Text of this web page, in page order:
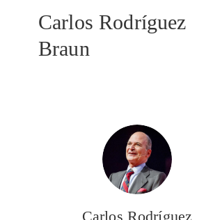
Carlos Rodríguez
Braun
Carlos Rodríguez